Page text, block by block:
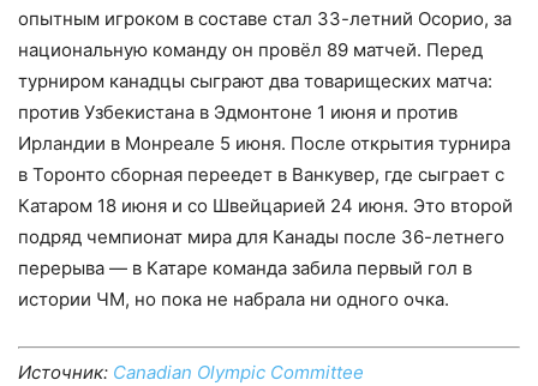
опытным игроком в составе стал 33-летний Осорио, за
национальную команду он провёл 89 матчей. Перед
турниром канадцы сыграют два товарищеских матча:
против Узбекистана в Эдмонтоне 1 июня и против
Ирландии в Монреале 5 июня. После открытия турнира
в Торонто сборная переедет в Ванкувер, где сыграет с
Катаром 18 июня и со Швейцарией 24 июня. Это второй
подряд чемпионат мира для Канады после 36-летнего
перерыва — в Катаре команда забила первый гол в
истории ЧМ, но пока не набрала ни одного очка.
Источник: Canadian Olympic Committee